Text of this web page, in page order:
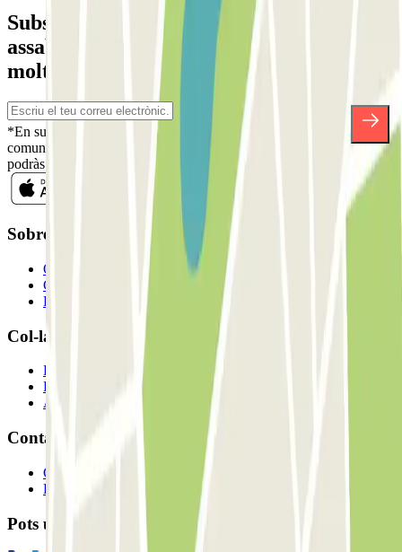
Subscriu-te a nostra newsletter i
assabenta't de descomptes, sortejos i
moltes altres sorpreses.
*En subscriure't acceptes la nostra Política de Privacitat per a rebre
comunicacions comercials de Parclick. Sense cap compromís,
podràs donar-te de baixa quan vulguis en la mateixa newsletter.
Sobre Parclick
Qui som
Com funciona?
Els nostres pàrquings
Col-laborem?
Professionals
Proveïdor de pàrquing
Afiliat
Contacte
Contacta'ns
FAQ
Pots utilitzar aquests mètodes de pagament: